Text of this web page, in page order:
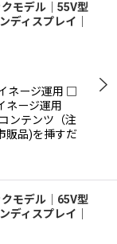
モデル｜55V型
ディスプレイ｜
ネージ運用 □
ネージ運用
ンテンツ（注
販品)を挿すだ
クモデル│65V型
ディスプレイ｜